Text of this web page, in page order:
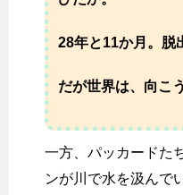
28年と11か月。脱
だが世界は、向こ
一方、パッカードた
ンが川で水を汲んで